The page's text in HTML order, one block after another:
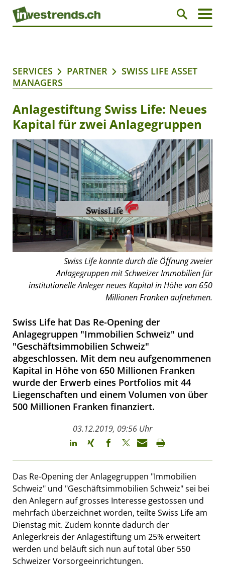
SERVICES PARTNER
SWISS LIFE ASSET
MANAGERS
Anlagestiftung Swiss Life: Neues
Kapital für zwei Anlagegruppen
Swiss Life konnte durch die Öffnung zweier
Anlagegruppen mit Schweizer Immobilien für
institutionelle Anleger neues Kapital in Höhe von 650
Millionen Franken aufnehmen.
Swiss Life hat Das Re-Opening der
Anlagegruppen "Immobilien Schweiz" und
"Geschäftsimmobilien Schweiz"
abgeschlossen. Mit dem neu aufgenommenen
Kapital in Höhe von 650 Millionen Franken
wurde der Erwerb eines Portfolios mit 44
Liegenschaften und einem Volumen von über
500 Millionen Franken finanziert.
03.12.2019, 09:56 Uhr
Das Re-Opening der Anlagegruppen "Immobilien
Schweiz" und "Geschäftsimmobilien Schweiz" sei bei
den Anlegern auf grosses Interesse gestossen und
mehrfach überzeichnet worden, teilte Swiss Life am
Dienstag mit. Zudem konnte dadurch der
Anlegerkreis der Anlagestiftung um 25% erweitert
werden und beläuft sich nun auf total über 550
Schweizer Vorsorgeeinrichtungen.